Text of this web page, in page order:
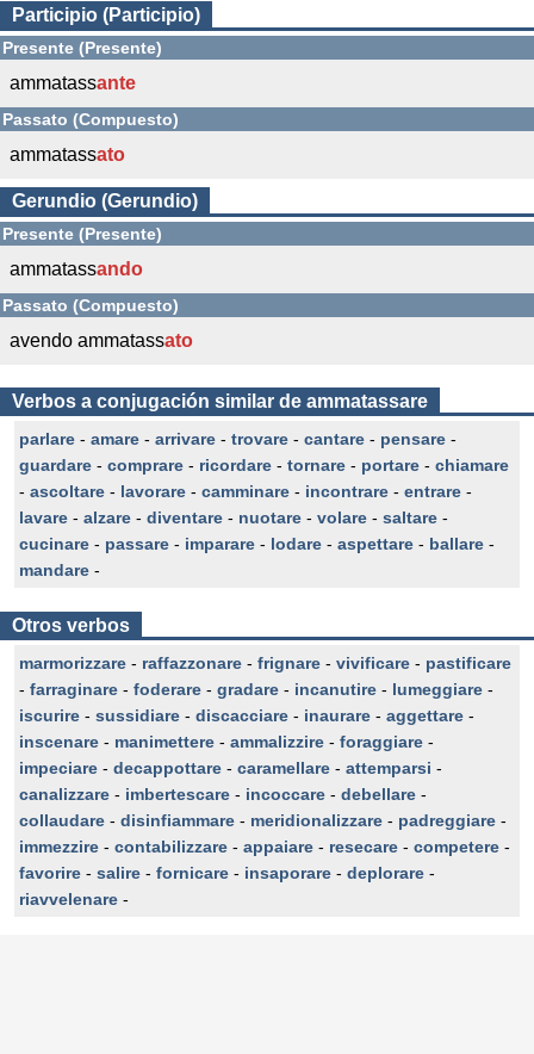
Participio (Participio)
Presente (Presente)
ammatassante
Passato (Compuesto)
ammatassato
Gerundio (Gerundio)
Presente (Presente)
ammatassando
Passato (Compuesto)
avendo ammatassato
Verbos a conjugación similar de ammatassare
parlare - amare - arrivare - trovare - cantare - pensare -
guardare - comprare - ricordare - tornare - portare - chiamare
- ascoltare - lavorare - camminare - incontrare - entrare -
lavare - alzare - diventare - nuotare - volare - saltare -
cucinare - passare - imparare - lodare - aspettare - ballare -
mandare -
Otros verbos
marmorizzare - raffazzonare - frignare - vivificare - pastificare
- farraginare - foderare - gradare - incanutire - lumeggiare -
iscurire - sussidiare - discacciare - inaurare - aggettare -
inscenare - manimettere - ammalizzire - foraggiare -
impeciare - decappottare - caramellare - attemparsi -
canalizzare - imbertescare - incoccare - debellare -
collaudare - disinfiammare - meridionalizzare - padreggiare -
immezzire - contabilizzare - appaiare - resecare - competere -
favorire - salire - fornicare - insaporare - deplorare -
riavvelenare -